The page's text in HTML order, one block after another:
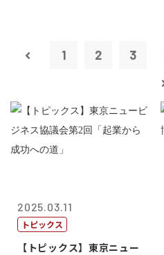
1 2 3
2025.03.11
トピックス
【トピックス】東京ニュー